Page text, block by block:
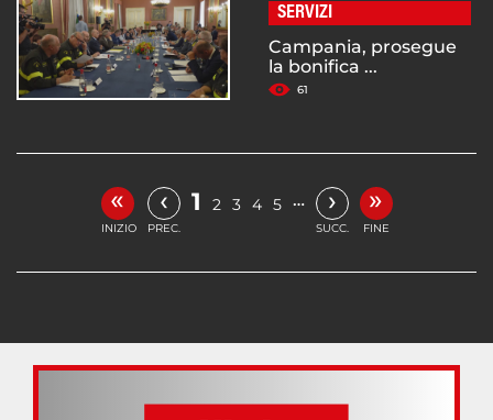
SERVIZI
Campania, prosegue
la bonifica ...
61
«
INIZIO
‹
PREC.
1 2 3 4 5 … ›
SUCC.
»
FINE